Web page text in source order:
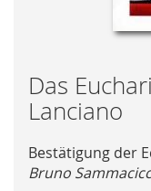
Skip
to
the
of
the
Das
Lanciano
Bestätigung der
Bruno